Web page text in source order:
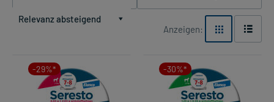
Relevanz absteigend
Anzeigen:
-29%* -30%*